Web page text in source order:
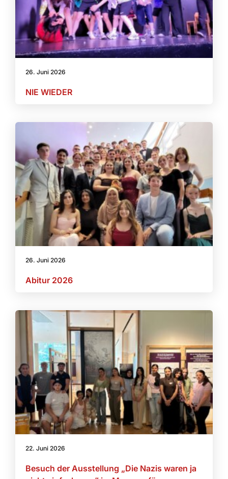
26. Juni 2026
NIE WIEDER
26. Juni 2026
Abitur 2026
22. Juni 2026
Besuch der Ausstellung „Die Nazis waren ja